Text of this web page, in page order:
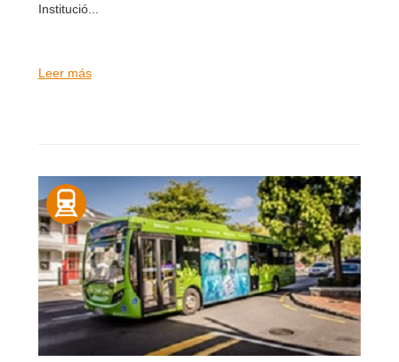
Institució...
Leer más